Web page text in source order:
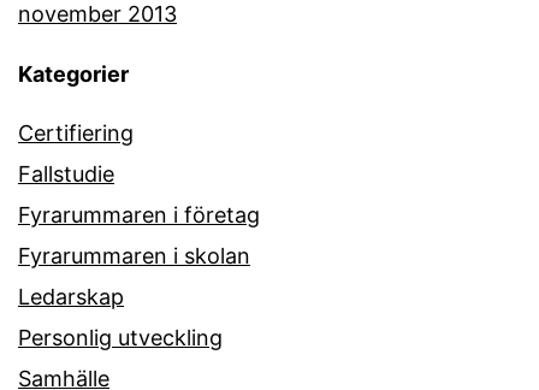
november 2013
Kategorier
Certifiering
Fallstudie
Fyrarummaren i företag
Fyrarummaren i skolan
Ledarskap
Personlig utveckling
Samhälle